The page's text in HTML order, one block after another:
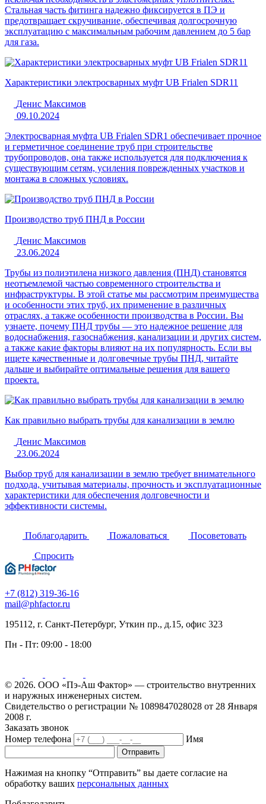
Стальная часть фитинга надежно фиксируется в ПЭ и
предотвращает скручивание, обеспечивая долгосрочную
эксплуатацию с максимальным рабочим давлением до 5 бар
для газа.
Характеристики электросварных муфт UB Frialen SDR11
Денис Максимов
09.10.2024
Электросварная муфта UB Frialen SDR1 обеспечивает прочное
и герметичное соединение труб при строительстве
трубопроводов, она также используется для подключения к
существующим сетям, усиления поврежденных участков и
монтажа в сложных условиях.
Производство труб ПНД в России
Денис Максимов
23.06.2024
Трубы из полиэтилена низкого давления (ПНД) становятся
неотъемлемой частью современного строительства и
инфраструктуры. В этой статье мы рассмотрим преимущества
и особенности этих труб, их применение в различных
отраслях, а также особенности производства в России. Вы
узнаете, почему ПНД трубы — это надежное решение для
водоснабжения, газоснабжения, канализации и других систем,
а также какие факторы влияют на их популярность. Если вы
ищете качественные и долговечные трубы ПНД, читайте
дальше и выбирайте оптимальные решения для вашего
проекта.
Как правильно выбрать трубы для канализации в землю
Денис Максимов
23.06.2024
Выбор труб для канализации в землю требует внимательного
подхода, учитывая материалы, прочность и эксплуатационные
характеристики для обеспечения долговечности и
эффективности системы.
Поблагодарить Пожаловаться
Посоветовать
Спросить
+7 (812) 319-36-16
mail@phfactor.ru
195112, г. Санкт-Петербург, Уткин пр., д.15, офис 323
Пн - Пт: 09:00 - 18:00
© 2026. ООО «Пэ-Аш Фактор» — строительство внутренних
и наружных инженерных систем.
Свидетельство о регистрации № 1089847028028 от 28 Января
2008 г.
Заказать звонок
Номер телефона
Имя
Отправить
Нажимая на кнопку “Отправить” вы даете согласие на
обработку ваших персональных данных